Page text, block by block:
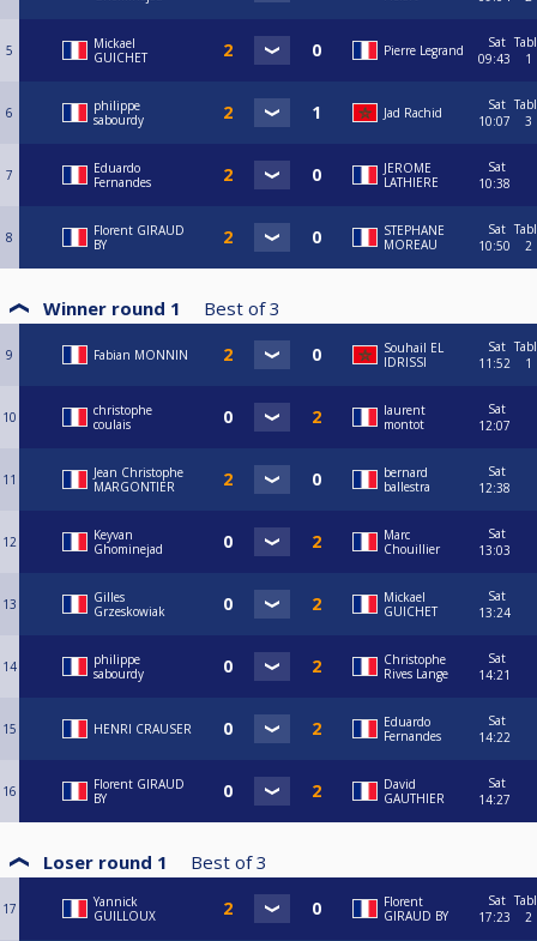
5
Mickael
GUICHET
Pierre Legrand
Sat
09:43
1
6
philippe
sabourdy
Jad Rachid
Sat
10:07
3
7
Eduardo
Fernandes
JEROME
LATHIERE
Sat
10:38
8
Florent GIRAUD
BY
STEPHANE
MOREAU
Sat
10:50
2
Winner round 1 Best of 3
9 Fabian MONNIN
Souhail EL
IDRISSI
Sat
11:52
1
10
christophe
coulais
laurent
montot
Sat
12:07
11
Jean Christophe
MARGONTIER
bernard
ballestra
Sat
12:38
12
Keyvan
Ghominejad
Marc
Chouillier
Sat
13:03
13
Gilles
Grzeskowiak
Mickael
GUICHET
Sat
13:24
14
philippe
sabourdy
Christophe
Rives Lange
Sat
14:21
15 HENRI CRAUSER
Eduardo
Fernandes
Sat
14:22
16
Florent GIRAUD
BY
David
GAUTHIER
Sat
14:27
Loser round 1 Best of 3
17
Yannick
GUILLOUX
Florent
GIRAUD BY
Sat
17:23
2